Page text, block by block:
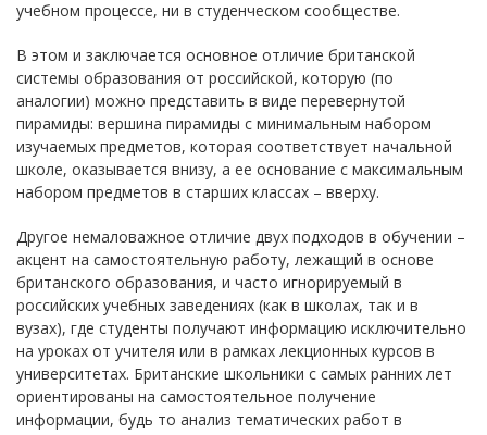
учебном процессе, ни в студенческом сообществе.
В этом и заключается основное отличие британской
системы образования от российской, которую (по
аналогии) можно представить в виде перевернутой
пирамиды: вершина пирамиды с минимальным набором
изучаемых предметов, которая соответствует начальной
школе, оказывается внизу, а ее основание с максимальным
набором предметов в старших классах – вверху.
Другое немаловажное отличие двух подходов в обучении –
акцент на самостоятельную работу, лежащий в основе
британского образования, и часто игнорируемый в
российских учебных заведениях (как в школах, так и в
вузах), где студенты получают информацию исключительно
на уроках от учителя или в рамках лекционных курсов в
университетах. Британские школьники с самых ранних лет
ориентированы на самостоятельное получение
информации, будь то анализ тематических работ в